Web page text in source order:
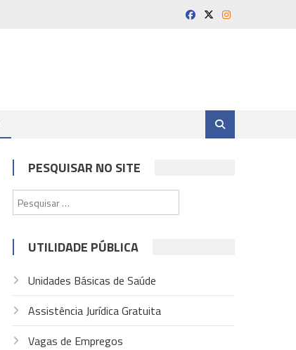
PESQUISAR NO SITE
por:
UTILIDADE PÚBLICA
Unidades Básicas de Saúde
Assistência Jurídica Gratuita
Vagas de Empregos